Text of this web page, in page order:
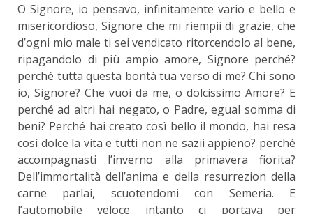
O Signore, io pensavo, infinitamente vario e bello e
misericordioso, Signore che mi riempii di grazie, che
d’ogni mio male ti sei vendicato ritorcendolo al bene,
ripagandolo di più ampio amore, Signore perché?
perché tutta questa bontà tua verso di me? Chi sono
io, Signore? Che vuoi da me, o dolcissimo Amore? E
perché ad altri hai negato, o Padre, egual somma di
beni? Perché hai creato così bello il mondo, hai resa
così dolce la vita e tutti non ne sazii appieno? perché
accompagnasti l’inverno alla primavera fiorita?
Dell’immortalità dell’anima e della resurrezion della
carne parlai, scuotendomi con Semeria. E
l’automobile veloce intanto ci portava per